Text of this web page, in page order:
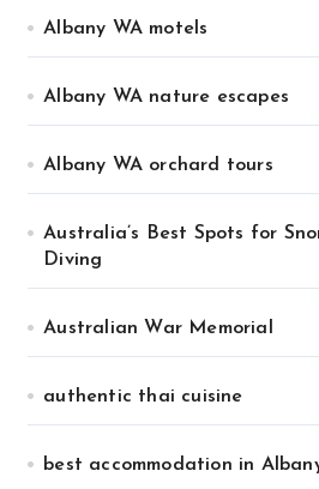
Albany WA motels
Albany WA nature escapes
Albany WA orchard tours
Australia’s Best Spots for
Diving
Australian War Memorial
authentic thai cuisine
best accommodation in